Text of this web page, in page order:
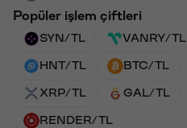
Popüler işlem çiftleri
SYN/TL VANRY/TL
HNT/TL BTC/TL
XRP/TL GAL/TL
RENDER/TL